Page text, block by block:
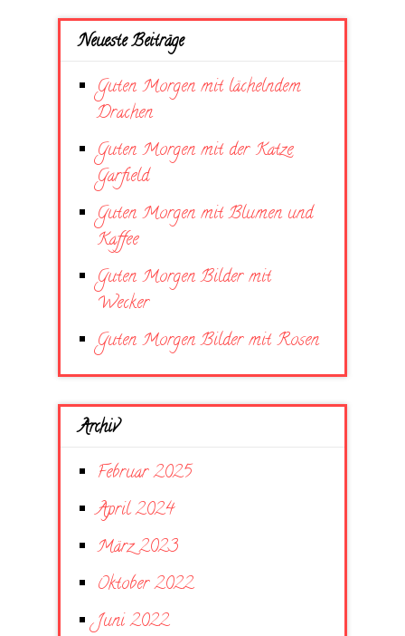
Neueste Beiträge
Guten Morgen mit lächelndem
Drachen
Guten Morgen mit der Katze
Garfield
Guten Morgen mit Blumen und
Kaffee
Guten Morgen Bilder mit
Wecker
Guten Morgen Bilder mit Rosen
Archiv
Februar 2025
April 2024
März 2023
Oktober 2022
Juni 2022